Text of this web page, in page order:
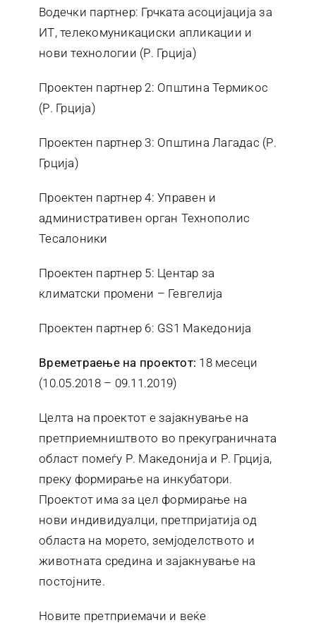
Водечки партнер: Грчката асоцијација за
ИТ, телекомуникациски апликации и
нови технологии (Р. Грција)
Проектен партнер 2: Општина Термикос
(Р. Грција)
Проектен партнер 3: Општина Лагадас (Р.
Грција)
Проектен партнер 4: Управен и
административен орган Технополис
Тесалоники
Проектен партнер 5: Центар за
климатски промени – Гевгелија
Проектен партнер 6: GS1 Македонија
Времетраење на проектот: 18 месеци
(10.05.2018 – 09.11.2019)
Целта на проектот е зајакнување на
претприемништвото во прекуграничната
област помеѓу Р. Македонија и Р. Грција,
преку формирање на инкубатори.
Проектот има за цел формирање на
нови индивидуалци, претпријатија од
областа на морето, земјоделството и
животната средина и зајакнување на
постојните.
Новите претприемачи и веќе